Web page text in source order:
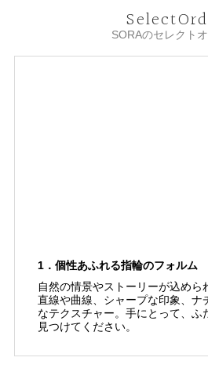
SORAのセレクト
1．個性あふれる指輪のフォルム
自然の情景やストーリーが込めら
直線や曲線、シャープな印象、ナ
なテクスチャー。手にとって、ふ
見つけてください。